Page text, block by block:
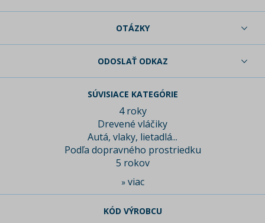
OTÁZKY
ODOSLAŤ ODKAZ
SÚVISIACE KATEGÓRIE
4 roky
Drevené vláčiky
Autá, vlaky, lietadlá...
Podľa dopravného prostriedku
5 rokov
» viac
KÓD VÝROBCU